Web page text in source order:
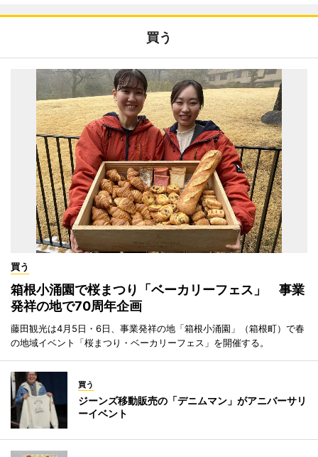
買う
買う
箱根小涌園で桜まつり「ベーカリーフェス」 事業
発祥の地で70周年企画
藤田観光は4月5日・6日、事業発祥の地「箱根小涌園」（箱根町）で春
の地域イベント「桜まつり・ベーカリーフェス」を開催する。
買う
ジーンズ移動販売の「デニムマン」がアニバーサリ
ーイベント